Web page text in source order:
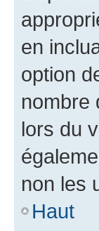
en
option
nombre
lors du
non les
Haut